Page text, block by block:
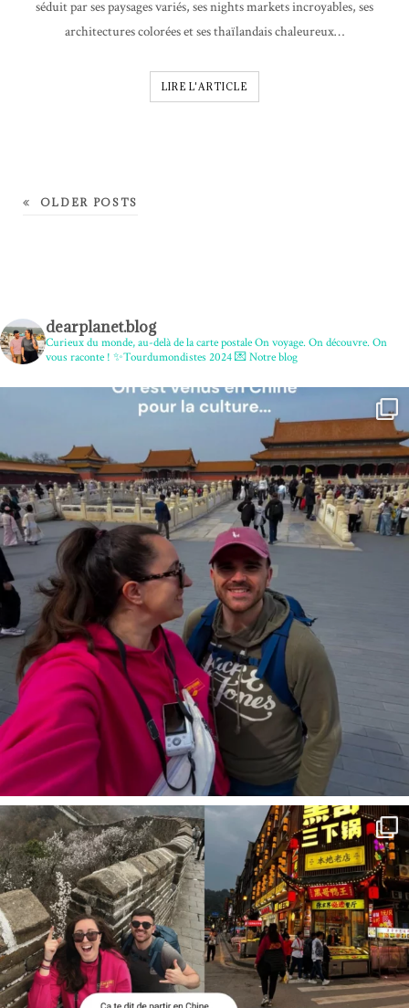
séduit par ses paysages variés, ses nights markets incroyables, ses
architectures colorées et ses thaïlandais chaleureux…
LIRE L'ARTICLE
OLDER POSTS
dearplanet.blog
Curieux du monde, au-delà de la carte postaleOn voyage. On découvre. On
vous raconte ! ✨Tourdumondistes 2024💌 Notre blog